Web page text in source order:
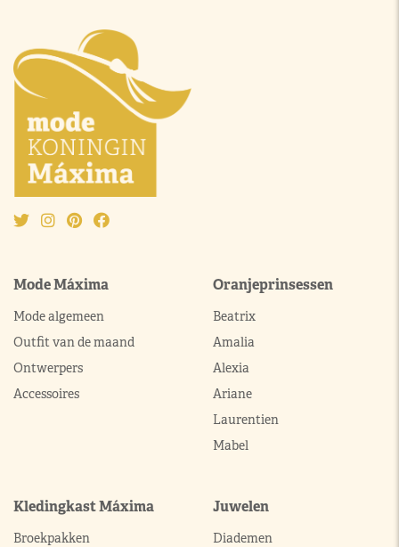
Mode Máxima
Mode algemeen
Outfit van de maand
Ontwerpers
Accessoires
Oranjeprinsessen
Beatrix
Amalia
Alexia
Ariane
Laurentien
Mabel
Kledingkast Máxima
Broekpakken
Juwelen
Diademen